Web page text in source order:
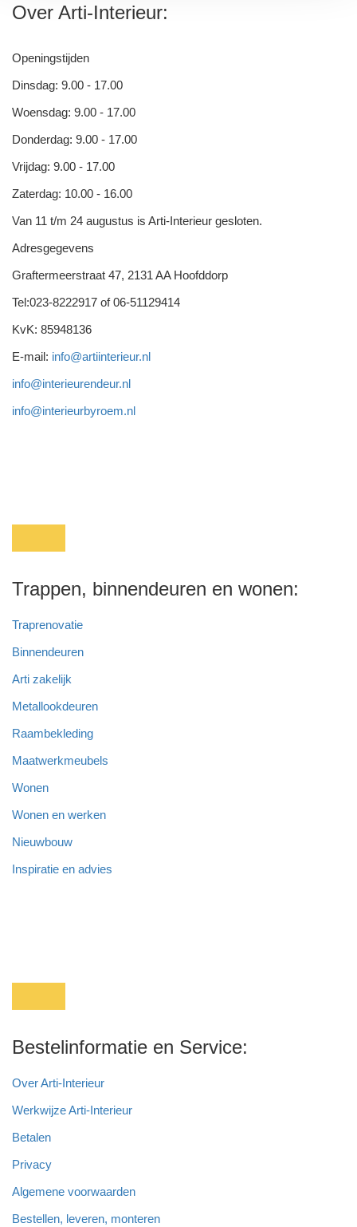
Over Arti-Interieur:
Openingstijden
Dinsdag: 9.00 - 17.00
Woensdag: 9.00 - 17.00
Donderdag: 9.00 - 17.00
Vrijdag: 9.00 - 17.00
Zaterdag: 10.00 - 16.00
Van 11 t/m 24 augustus is Arti-Interieur gesloten.
Adresgegevens
Graftermeerstraat 47, 2131 AA Hoofddorp
Tel:023-8222917 of 06-51129414
KvK: 85948136
E-mail: info@artiinterieur.nl
info@interieurendeur.nl
info@interieurbyroem.nl
Trappen, binnendeuren en wonen:
Traprenovatie
Binnendeuren
Arti zakelijk
Metallookdeuren
Raambekleding
Maatwerkmeubels
Wonen
Wonen en werken
Nieuwbouw
Inspiratie en advies
Bestelinformatie en Service:
Over Arti-Interieur
Werkwijze Arti-Interieur
Betalen
Privacy
Algemene voorwaarden
Bestellen, leveren, monteren